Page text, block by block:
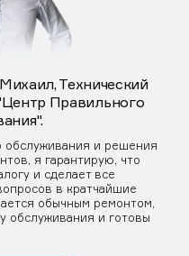
Технический
Правильного
обслуживания и решения
я гарантирую, что
и сделает все
в кратчайшие
обычным ремонтом,
обслуживания и готовы